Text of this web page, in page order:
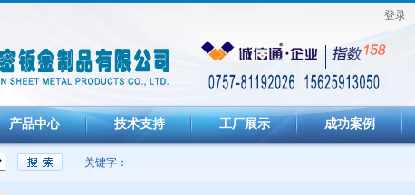
登录
产品中心 技术支持 工厂展示 成功案例
关键字：